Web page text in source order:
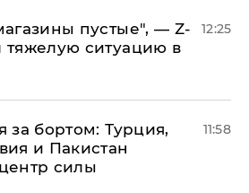
пустые", — Z-
тяжелую ситуацию в
12:25
за бортом: Турция,
и Пакистан
силы
11:58